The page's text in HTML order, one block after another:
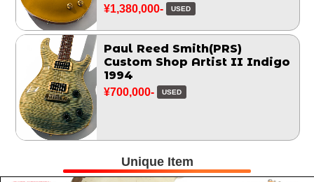
¥1,380,000- USED
Paul Reed Smith(PRS)
Custom Shop Artist II Indigo
1994
¥700,000- USED
Unique Item